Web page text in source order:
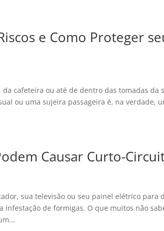
e Como Proteger
cafeteira ou até de dentro das tomadas da
ou uma sujeira passageira é, na verdade,
Causar Curto-
sua televisão ou seu painel elétrico para
de formigas. O que muitos não